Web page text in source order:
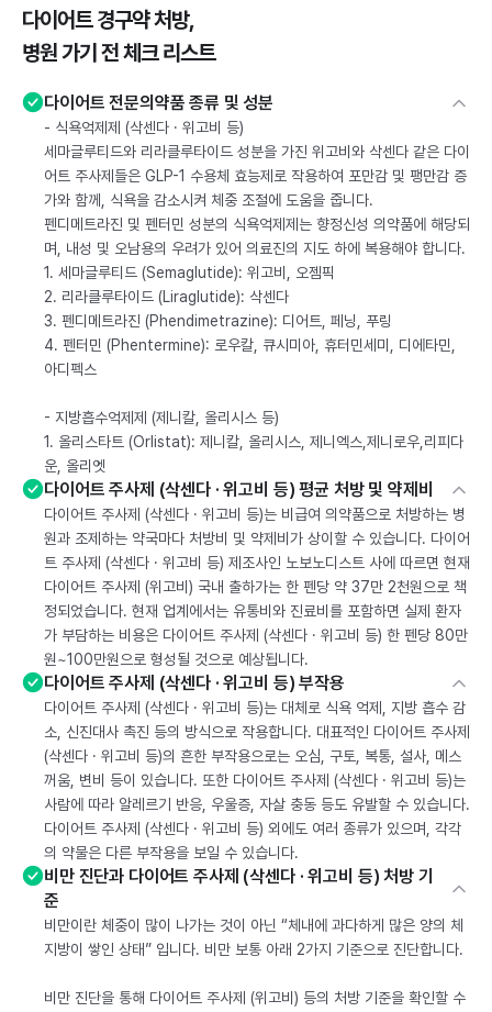
다이어트 경구약 처방,
병원 가기 전 체크 리스트
다이어트 전문의약품 종류 및 성분
- 식욕억제제 (삭센다 · 위고비 등)
세마글루티드와 리라클루타이드 성분을 가진 위고비와 삭센다 같은 다이
어트 주사제들은 GLP-1 수용체 효능제로 작용하여 포만감 및 팽만감 증
가와 함께, 식욕을 감소시켜 체중 조절에 도움을 줍니다.
펜디메트라진 및 펜터민 성분의 식욕억제제는 향정신성 의약품에 해당되
며, 내성 및 오남용의 우려가 있어 의료진의 지도 하에 복용해야 합니다.
1. 세마글루티드 (Semaglutide): 위고비, 오젬픽
2. 리라클루타이드 (Liraglutide): 삭센다
3. 펜디메트라진 (Phendimetrazine): 디어트, 페닝, 푸링
4. 펜터민 (Phentermine): 로우칼, 큐시미아, 휴터민세미, 디에타민,
아디펙스
- 지방흡수억제제 (제니칼, 올리시스 등)
1. 올리스타트 (Orlistat): 제니칼, 올리시스, 제니엑스,제니로우,리피다
운, 올리엣
다이어트 주사제 (삭센다 · 위고비 등) 평균 처방 및 약제비
다이어트 주사제 (삭센다 · 위고비 등)는 비급여 의약품으로 처방하는 병
원과 조제하는 약국마다 처방비 및 약제비가 상이할 수 있습니다. 다이어
트 주사제 (삭센다 · 위고비 등) 제조사인 노보노디스트 사에 따르면 현재
다이어트 주사제 (위고비) 국내 출하가는 한 펜당 약 37만 2천원으로 책
정되었습니다. 현재 업계에서는 유통비와 진료비를 포함하면 실제 환자
가 부담하는 비용은 다이어트 주사제 (삭센다 · 위고비 등) 한 펜당 80만
원~100만원으로 형성될 것으로 예상됩니다.
다이어트 주사제 (삭센다 · 위고비 등) 부작용
다이어트 주사제 (삭센다 · 위고비 등)는 대체로 식욕 억제, 지방 흡수 감
소, 신진대사 촉진 등의 방식으로 작용합니다. 대표적인 다이어트 주사제
(삭센다 · 위고비 등)의 흔한 부작용으로는 오심, 구토, 복통, 설사, 메스
꺼움, 변비 등이 있습니다. 또한 다이어트 주사제 (삭센다 · 위고비 등)는
사람에 따라 알레르기 반응, 우울증, 자살 충동 등도 유발할 수 있습니다.
다이어트 주사제 (삭센다 · 위고비 등) 외에도 여러 종류가 있으며, 각각
의 약물은 다른 부작용을 보일 수 있습니다.
비만 진단과 다이어트 주사제 (삭센다 · 위고비 등) 처방 기
준
비만이란 체중이 많이 나가는 것이 아닌 “체내에 과다하게 많은 양의 체
지방이 쌓인 상태” 입니다. 비만 보통 아래 2가지 기준으로 진단합니다.
비만 진단을 통해 다이어트 주사제 (위고비) 등의 처방 기준을 확인할 수